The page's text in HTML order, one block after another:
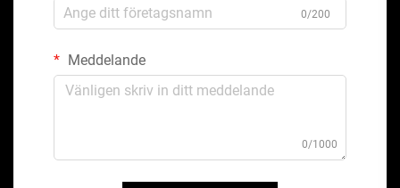
0/200
Meddelande
0/1000